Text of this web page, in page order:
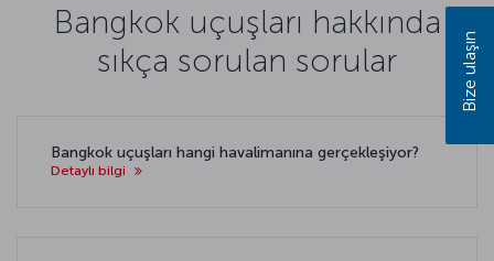
Bangkok uçuşları hakkında
sıkça sorulan sorular
Bangkok uçuşları hangi havalimanına gerçekleşiyor?
Detaylı bilgi
Bize ulaşın